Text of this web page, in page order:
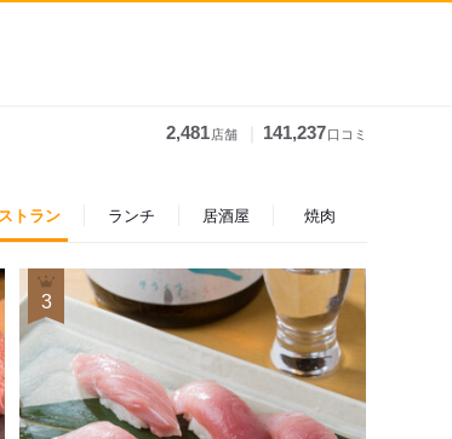
2,481店舗 141,237口コミ
トラン ランチ 居酒屋 焼肉
3